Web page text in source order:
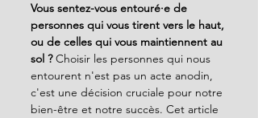
Vous sentez-vous entouré·e de
personnes qui vous tirent vers le haut,
ou de celles qui vous maintiennent au
sol ? Choisir les personnes qui nous
entourent n'est pas un acte anodin,
c'est une décision cruciale pour notre
bien-être et notre succès. Cet article